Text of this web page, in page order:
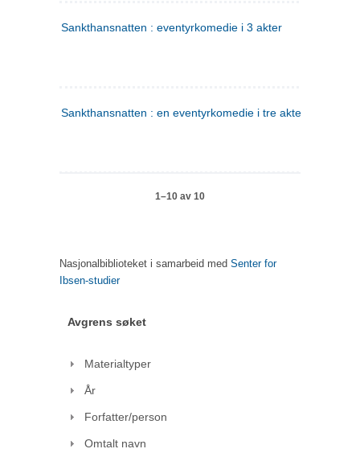
Sankthansnatten : eventyrkomedie i 3 akter
Sankthansnatten : en eventyrkomedie i tre akter
1–10 av 10
Nasjonalbiblioteket i samarbeid med Senter for
Ibsen-studier
Avgrens søket
Materialtyper
År
Forfatter/person
Omtalt navn